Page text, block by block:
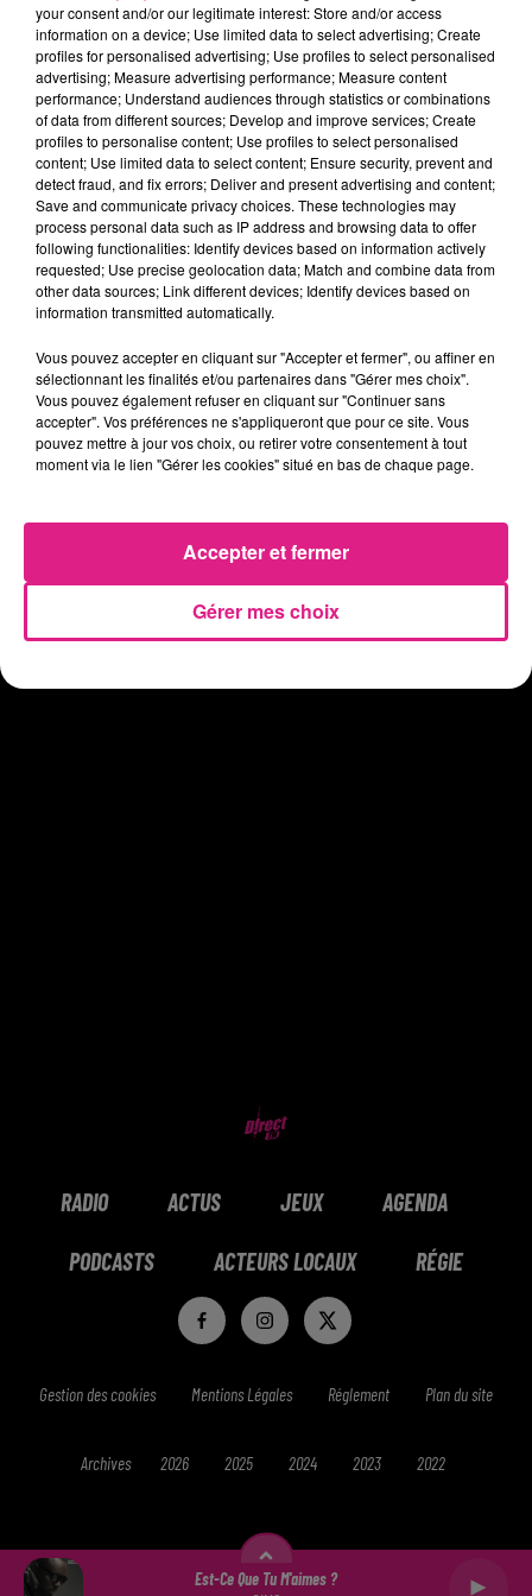
Est-Ce Que Tu M'aimes ?
par la Fédération des chasseurs.
FIL ACTUS
7 août 2026
Lorraine : une journée pas comme les autres au Parc animalier de...
6 août 2026
Metz : une distribution de lunette gratuite pour voir l’éclipse
5 août 2026
Casting de Woof : l'Euro-Métropole de Metz part à la recherche de...
4 août 2026
Officiel : Gauthier Hein quitte le FC Metz pour l'OGC Nice
Officiel : le lac de Madine reporte son feu d’artifice
4 août 2026
Eclipse Solaire du 12 août : où voir ce phénomène en Lorraine ?
31 juillet 2026
Chalets de Noël solidaires : la ville de Metz lance un appel à...
Vosges : les feux d’artifice de Gérardmer sont annulés
RADIO ACTUS JEUX AGENDA
PODCASTS ACTEURS LOCAUX RÉGIE
Gestion des cookies Mentions Légales Réglement Plan du site
Archives 2026 2025 2024 2023 2022
your consent and/or our legitimate interest: Store and/or access
information on a device; Use limited data to select advertising; Create
profiles for personalised advertising; Use profiles to select personalised
advertising; Measure advertising performance; Measure content
performance; Understand audiences through statistics or combinations
of data from different sources; Develop and improve services; Create
profiles to personalise content; Use profiles to select personalised
content; Use limited data to select content; Ensure security, prevent and
detect fraud, and fix errors; Deliver and present advertising and content;
Save and communicate privacy choices. These technologies may
process personal data such as IP address and browsing data to offer
following functionalities: Identify devices based on information actively
requested; Use precise geolocation data; Match and combine data from
other data sources; Link different devices; Identify devices based on
information transmitted automatically.
Vous pouvez accepter en cliquant sur "Accepter et fermer", ou affiner en
sélectionnant les finalités et/ou partenaires dans "Gérer mes choix".
Vous pouvez également refuser en cliquant sur "Continuer sans
accepter". Vos préférences ne s'appliqueront que pour ce site. Vous
pouvez mettre à jour vos choix, ou retirer votre consentement à tout
moment via le lien "Gérer les cookies" situé en bas de chaque page.
Gérer mes choix
Accepter et fermer